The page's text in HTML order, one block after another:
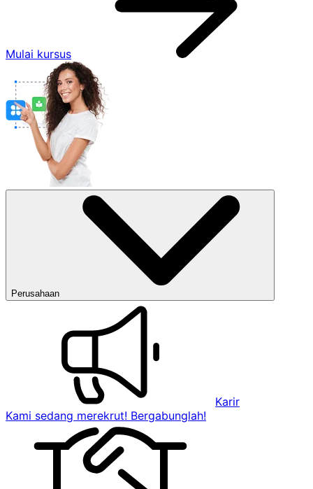
Mulai kursus
Perusahaan
Karir
Kami sedang merekrut! Bergabunglah!